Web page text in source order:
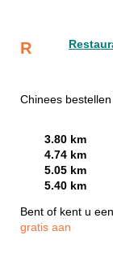
R
Chinees
3.80 km
4.74 km
5.05 km
5.40 km
Bent of kent u
gratis aan